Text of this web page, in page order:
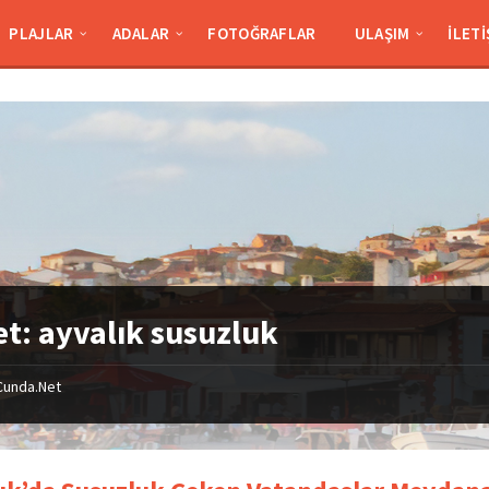
PLAJLAR ADALAR FOTOĞRAFLAR ULAŞIM
ayvalık susuzluk